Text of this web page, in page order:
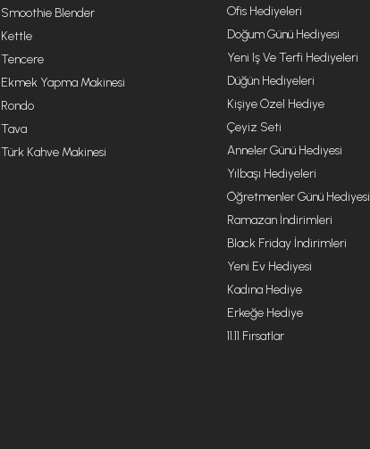
Smoothie Blender
Kettle
Tencere
Ekmek Yapma Makinesi
Rondo
Tava
Türk Kahve Makinesi
Ofis Hediyeleri
Doğum Günü Hediyesi
Yeni Iş Ve Terfi Hediyeleri
Düğün Hediyeleri
Kişiye Özel Hediye
Çeyiz Seti
Anneler Günü Hediyesi
Yılbaşı Hediyeleri
Öğretmenler Günü Hediyesi
Ramazan İndirimleri
Black Friday İndirimleri
Yeni Ev Hediyesi
Kadına Hediye
Erkeğe Hediye
11.11 Fırsatlar